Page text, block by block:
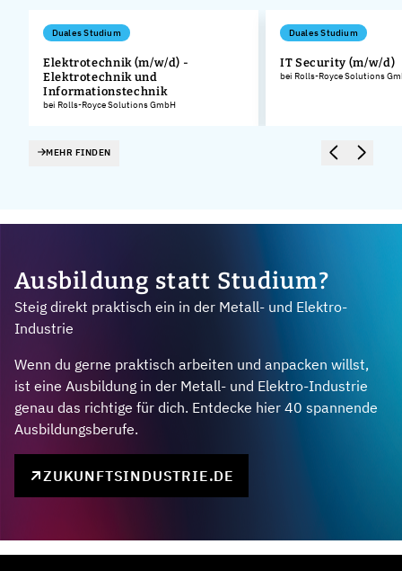
Duales Studium
Elektrotechnik (m/w/d) -
Elektrotechnik und
Informationstechnik
bei Rolls-Royce Solutions GmbH
Duales Studium
IT Security (m/w/d)
bei Rolls-Royce Solutions
MEHR FINDEN
Ausbildung statt Studium?
Steig direkt praktisch ein in der Metall- und Elektro-
Industrie
Wenn du gerne praktisch arbeiten und anpacken willst,
ist eine Ausbildung in der Metall- und Elektro-Industrie
genau das richtige für dich. Entdecke hier 40 spannende
Ausbildungsberufe.
ZUKUNFTSINDUSTRIE.DE